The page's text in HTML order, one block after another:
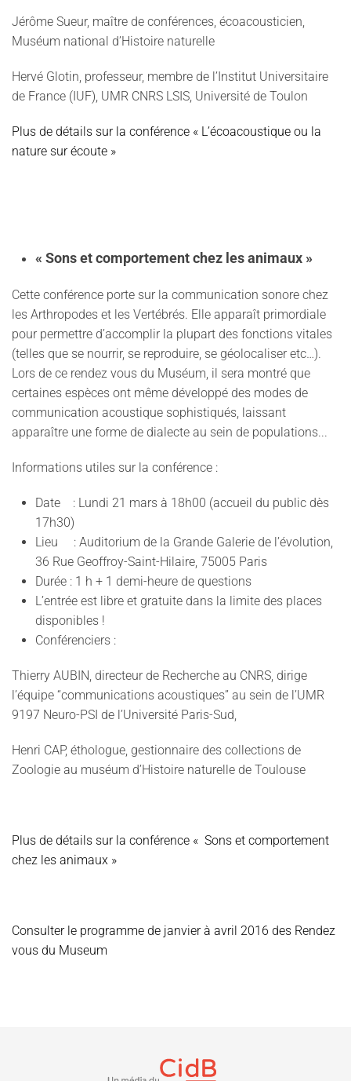
Jérôme Sueur, maître de conférences, écoacousticien,
Muséum national d’Histoire naturelle
Hervé Glotin, professeur, membre de l’Institut Universitaire
de France (IUF), UMR CNRS LSIS, Université de Toulon
Plus de détails sur la conférence « L’écoacoustique ou la
nature sur écoute »
« Sons et comportement chez les animaux »
Cette conférence porte sur la communication sonore chez
les Arthropodes et les Vertébrés. Elle apparaît primordiale
pour permettre d’accomplir la plupart des fonctions vitales
(telles que se nourrir, se reproduire, se géolocaliser etc…).
Lors de ce rendez vous du Muséum, il sera montré que
certaines espèces ont même développé des modes de
communication acoustique sophistiqués, laissant
apparaître une forme de dialecte au sein de populations...
Informations utiles sur la conférence :
Date : Lundi 21 mars à 18h00 (accueil du public dès
17h30)
Lieu : Auditorium de la Grande Galerie de l’évolution,
36 Rue Geoffroy-Saint-Hilaire, 75005 Paris
Durée : 1 h + 1 demi-heure de questions
L’entrée est libre et gratuite dans la limite des places
disponibles !
Conférenciers :
Thierry AUBIN, directeur de Recherche au CNRS, dirige
l’équipe “communications acoustiques” au sein de l’UMR
9197 Neuro-PSI de l’Université Paris-Sud,
Henri CAP, éthologue, gestionnaire des collections de
Zoologie au muséum d’Histoire naturelle de Toulouse
Plus de détails sur la conférence « Sons et comportement
chez les animaux »
Consulter le programme de janvier à avril 2016 des Rendez
vous du Museum